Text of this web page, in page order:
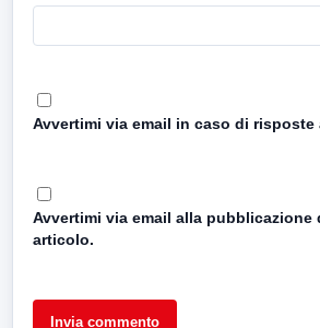
Avvertimi via email in caso di risposte
Avvertimi via email alla pubblicazione
articolo.